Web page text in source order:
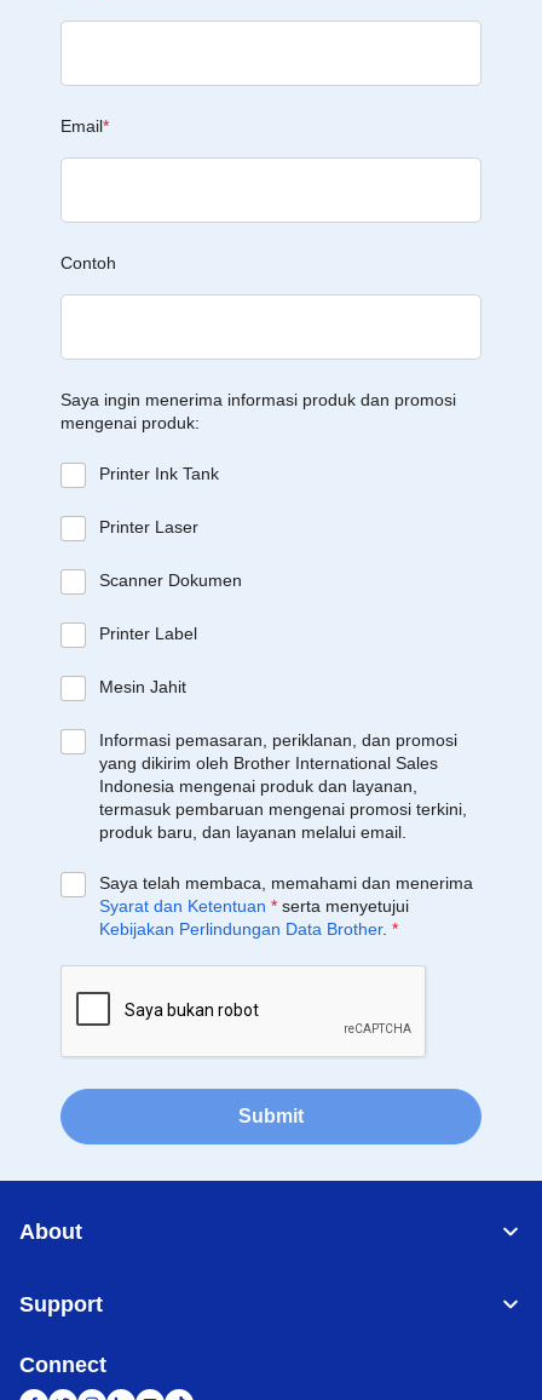
Email*
Contoh
Saya ingin menerima informasi produk dan promosi
mengenai produk:
Printer Ink Tank
Printer Laser
Scanner Dokumen
Printer Label
Mesin Jahit
Informasi pemasaran, periklanan, dan promosi
yang dikirim oleh Brother International Sales
Indonesia mengenai produk dan layanan,
termasuk pembaruan mengenai promosi terkini,
produk baru, dan layanan melalui email.
Saya telah membaca, memahami dan menerima
Syarat dan Ketentuan * serta menyetujui
Kebijakan Perlindungan Data Brother. *
Submit
About
Support
Connect